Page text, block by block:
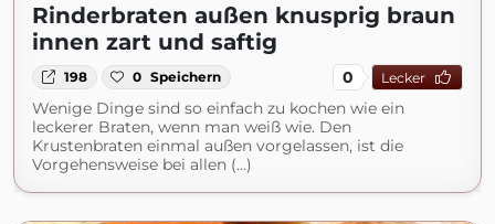
Rinderbraten außen knusprig braun
innen zart und saftig
198 0 Speichern 0 Lecker
Wenige Dinge sind so einfach zu kochen wie ein
leckerer Braten, wenn man weiß wie. Den
Krustenbraten einmal außen vorgelassen, ist die
Vorgehensweise bei allen (...)